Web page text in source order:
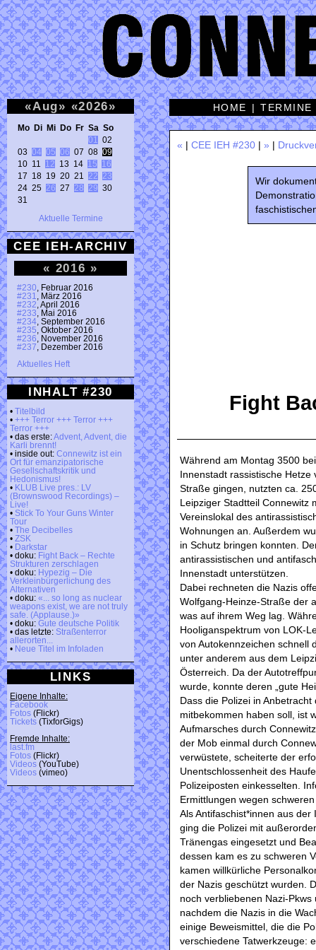
«Aug» «2026»
Mo Di Mi Do Fr Sa So
01
02
03 04 05 06 07 08 09
10 11 12 13 14 15
16
17 18 19 20 21 22
23
24 25 26 27 28 29 30
31
Aktuelle Termine
CEE IEH-ARCHIV
« 2016 »
#230 , Februar 2016
#231
, März 2016
#232 , April 2016
#233 , Mai 2016
#234 , September 2016
#235 , Oktober 2016
#236 , November 2016
#237 , Dezember 2016
Aktuelles Heft
INHALT #230
• Titelbild
• +++ Terror +++ Terror +++
Terror +++
• das erste:Advent, Advent, die
Karli brennt!
• inside out: Connewitz ist ein
Ort für emanzipatorische
Gesellschaftskritik und
Hedonismus!
• KLUB Live pres.: LV
(Brownswood Recordings) –
Live!
• Stick To Your Guns Winter
Tour
• The Decibelles
• ZSK
• Darkstar
• doku: Fight Back – Rechte
Strukturen zerschlagen
• doku: Hypezig – Die
Verkleinbürgerlichung des
Alternativen
• doku: «... so long as nuclear
weapons exist, we are not truly
safe. (Applause.)»
• doku: Gute deutsche Politik
• das letzte: Straßenterror
allerorten...
• Neue Titel im Infoladen
LINKS
Eigene Inhalte:
Facebook
Fotos (Flickr)
Tickets (TixforGigs)
Fremde Inhalte:
last.fm
Fotos (Flickr)
Videos (YouTube)
Videos (vimeo)
HOME |TERMINE
« | CEE IEH #230 | » |
Wir
Fight
Während am Montag 3500
Innenstadt rassistische
Straße gingen, nutzten ca.
Leipziger Stadtteil Connewitz
Vereinslokal des
Wohnungen an. Außerdem
in Schutz bringen konnten.
antirassistischen und
Innenstadt unterstützen.
Dabei rechneten die Nazis
Wolfgang-Heinze-Straße der
was auf ihrem Weg lag.
Hooliganspektrum von LOK-
von Autokennzeichen schnell
unter anderem aus dem
Österreich. Da der
wurde, konnte deren „gute
Dass die Polizei in
mitbekommen haben soll, ist
Aufmarsches durch
der Mob einmal durch
verwüstete, scheiterte der
Unentschlossenheit des
Polizeiposten einkesselten.
Ermittlungen wegen
Als Antifaschist*innen aus
ging die Polizei mit
Tränengas eingesetzt und
dessen kam es zu schweren
kamen willkürliche
der Nazis geschützt wurden.
noch verbliebenen Nazi-
nachdem die Nazis in die
einige Beweismittel, die die
verschiedene Tatwerkzeuge: